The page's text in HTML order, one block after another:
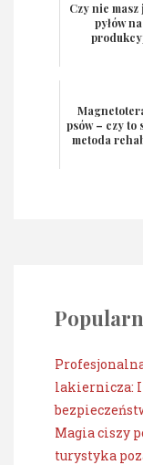
Czy nie masz
pyłów
psów – czy to
metoda
lakiernicza:
Magia ciszy
turystyka